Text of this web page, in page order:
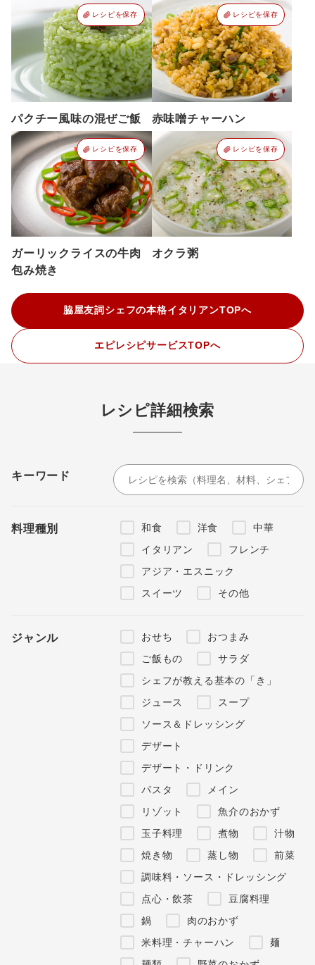
レシピを保存
パクチー風味の混ぜご飯
レシピを保存
赤味噌チャーハン
レシピを保存
ガーリックライスの牛肉
包み焼き
レシピを保存
オクラ粥
脇屋友詞シェフの本格イタリアンTOPへ
エピレシピサービスTOPへ
レシピ詳細検索
キーワード
料理種別 和食 洋食
中華
イタリアン
フレンチ
アジア・エスニック
スイーツ
その他
ジャンル おせち
おつまみ
ご飯もの
サラダ
シェフが教える基本の「き」
ジュース
スープ
ソース＆ドレッシング
デザート
デザート・ドリンク
パスタ
メイン
リゾット
魚介のおかず
玉子料理
煮物
汁物
焼き物
蒸し物
前菜
調味料・ソース・ドレッシング
点心・飲茶
豆腐料理
鍋
肉のおかず
米料理・チャーハン
麺